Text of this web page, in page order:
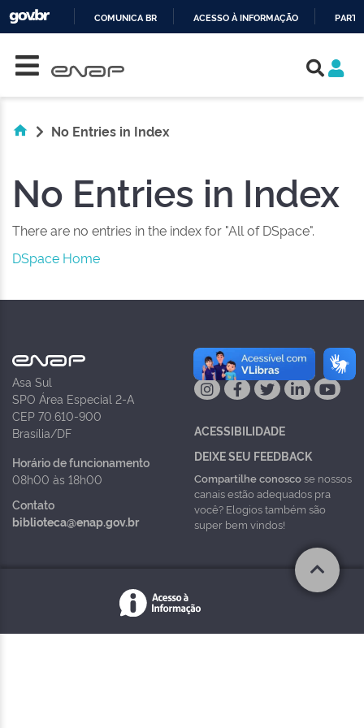
COMUNICA BR ACESSO À INFORMAÇÃO
No Entries in Index
No Entries in Index
There are no entries in the index for "All of DSpace".
DSpace Home
Asa Sul
SPO Área Especial 2-A
CEP 70.610-900
Brasília/DF
Horário de funcionamento
08h00 às 18h00
Contato
biblioteca@enap.gov.br
NAS REDES
ACESSIBILIDADE
DEIXE SEU FEEDBACK
Compartilhe conoscose nossos
canais estão adequados pra
você? Elogios também são
super bem vindos!